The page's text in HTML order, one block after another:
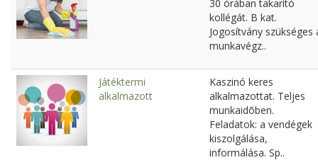
30 órában takarító
kollégát. B kat.
Jogosítvány szükséges
munkavégz..
Játéktermi
alkalmazott
Kaszinó keres
alkalmazottat. Teljes
munkaidõben.
Feladatok: a vendégek
kiszolgálása,
informálása. Sp..